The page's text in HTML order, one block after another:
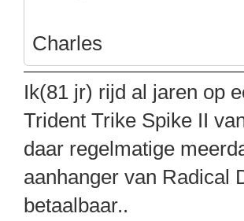
Charles
Ik(81 jr) rijd al jaren op
Trident Trike Spike II
daar regelmatige
aanhanger van Radical
betaalbaar..